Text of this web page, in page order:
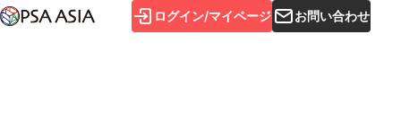
ログイン/マイページ お問い合わせ